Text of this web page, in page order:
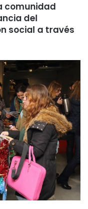
comunidad
del
social a través